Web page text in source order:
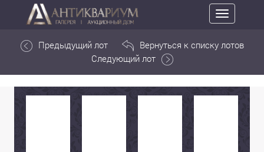
Toggle
navigation
Предыдущий лот
Вернуться к списку лотов
Следующий лот